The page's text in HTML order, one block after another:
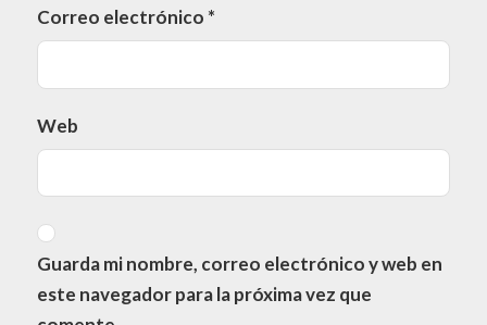
Correo electrónico *
Web
Guarda mi nombre, correo electrónico y web en
este navegador para la próxima vez que